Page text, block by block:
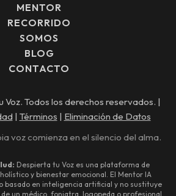
MENTOR
RECORRIDO
SOMOS
BLOG
CONTACTO
Todos los derechos reservados. |
| Términos | Eliminación de Datos
voz comienza en el silencio del alma.
Despierta tu Voz es una plataforma de
y bienestar emocional. El Mentor IA
basado en inteligencia artificial y no sustituye
un médico, foniatra, logopeda o profesional